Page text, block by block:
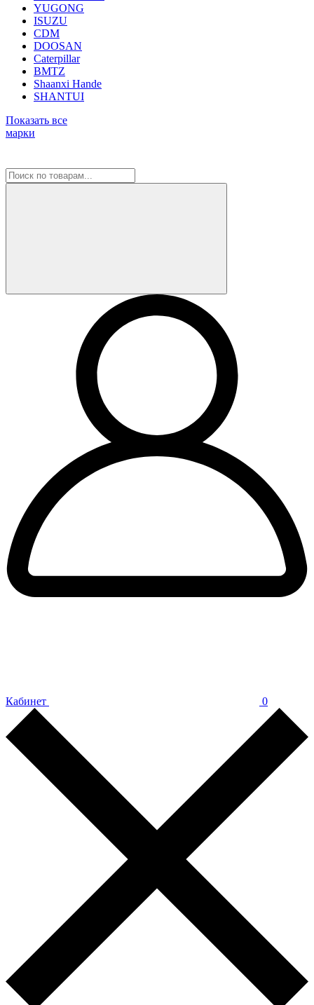
YUGONG
ISUZU
CDM
DOOSAN
Caterpillar
BMTZ
Shaanxi Hande
SHANTUI
Показать все
марки
Кабинет 0